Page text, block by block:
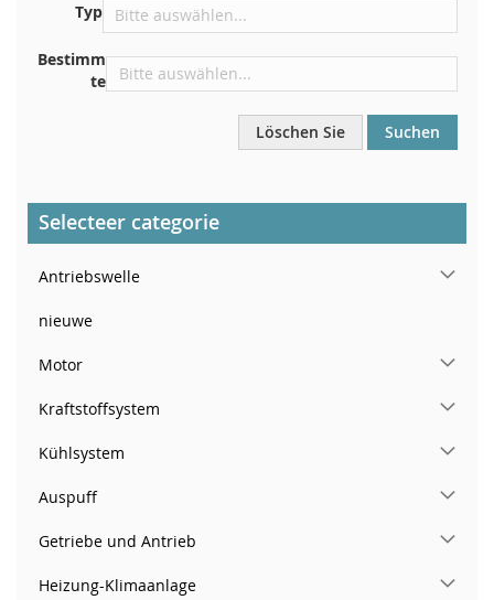
Armaturenbrett
Typ
Bestimm
te
Löschen Sie Suchen
Selecteer categorie
Antriebswelle
nieuwe
Motor
Kraftstoffsystem
Kühlsystem
Auspuff
Getriebe und Antrieb
Heizung-Klimaanlage